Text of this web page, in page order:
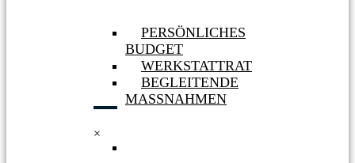
PERSÖNLICHES
BUDGET
WERKSTATTRAT
BEGLEITENDE
MASSNAHMEN
×